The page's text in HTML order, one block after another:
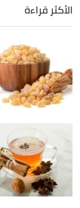
الأكثر قراءة